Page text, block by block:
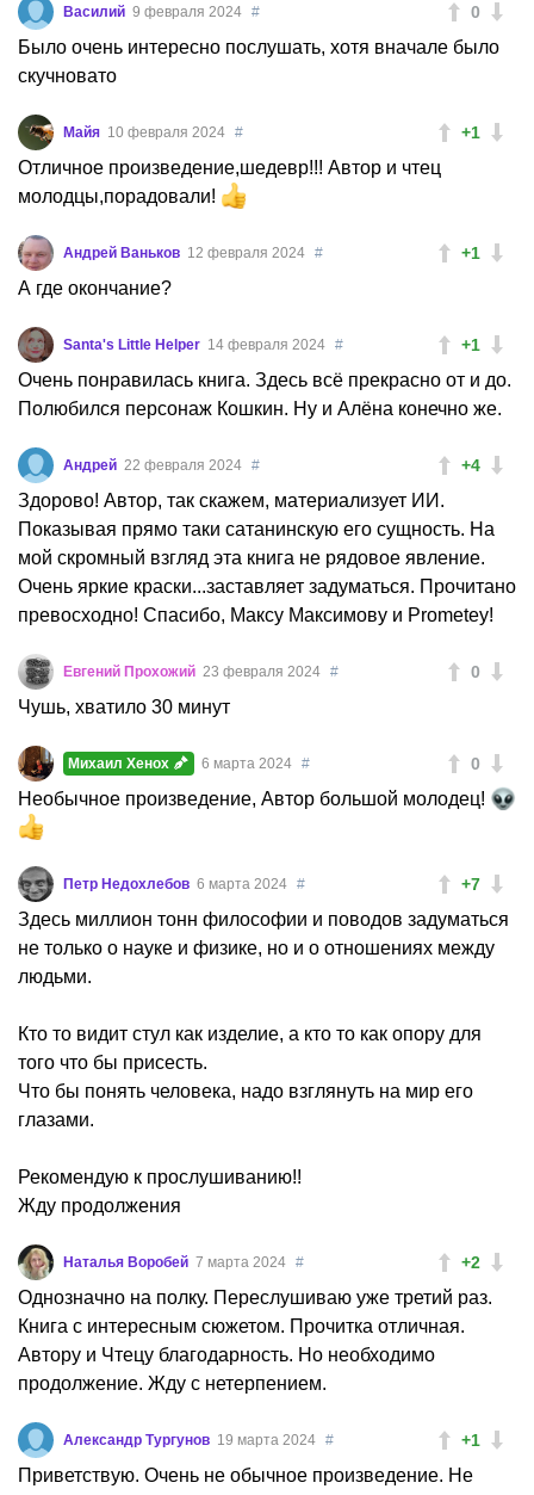
0
Василий 9 февраля 2024 #
Было очень интересно послушать, хотя вначале было
скучновато
+1
Майя 10 февраля 2024 #
Отличное произведение,шедевр!!! Автор и чтец
молодцы,порадовали!
+1
Андрей Ваньков 12 февраля 2024 #
А где окончание?
+1
Santa's Little Helper 14 февраля 2024 #
Очень понравилась книга. Здесь всё прекрасно от и до.
Полюбился персонаж Кошкин. Ну и Алёна конечно же.
+4
Андрей 22 февраля 2024 #
Здорово! Автор, так скажем, материализует ИИ.
Показывая прямо таки сатанинскую его сущность. На
мой скромный взгляд эта книга не рядовое явление.
Очень яркие краски...заставляет задуматься. Прочитано
превосходно! Спасибо, Максу Максимову и Prometey!
0
Евгений Прохожий 23 февраля 2024 #
Чушь, хватило 30 минут
0
Михаил Хенох 6 марта 2024 #
Необычное произведение, Автор большой молодец!
+7
Петр Недохлебов 6 марта 2024 #
Здесь миллион тонн философии и поводов задуматься
не только о науке и физике, но и о отношениях между
людьми.
Кто то видит стул как изделие, а кто то как опору для
того что бы присесть.
Что бы понять человека, надо взглянуть на мир его
глазами.
Рекомендую к прослушиванию!!
Жду продолжения
+2
Наталья Воробей 7 марта 2024 #
Однозначно на полку. Переслушиваю уже третий раз.
Книга с интересным сюжетом. Прочитка отличная.
Автору и Чтецу благодарность. Но необходимо
продолжение. Жду с нетерпением.
+1
Александр Тургунов 19 марта 2024 #
Приветствую. Очень не обычное произведение. Не